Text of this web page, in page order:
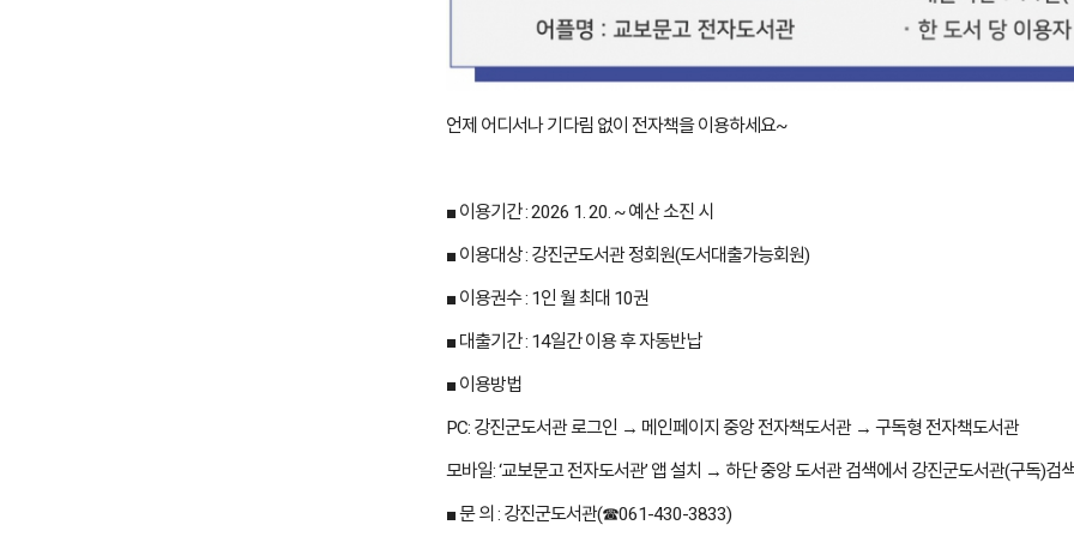
언제 어디서나 기다림 없이 전자책을 이용하세요~
■ 이용기간 : 2026 1. 20. ~ 예산 소진 시
■ 이용대상 : 강진군도서관 정회원(도서대출가능회원)
■ 이용권수 : 1인 월 최대 10권
■ 대출기간 : 14일간 이용 후 자동반납
■ 이용방법
PC: 강진군도서관 로그인 → 메인페이지 중앙 전자책도서관 → 구독형 전자책도서관
모바일: ‘교보문고 전자도서관’ 앱 설치 → 하단 중앙 도서관 검색에서 강진군도서관(구독)검
■ 문 의 : 강진군도서관(☎061-430-3833)